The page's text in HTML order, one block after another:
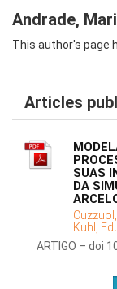
Andrade,
This author's page
Articles
SUAS
DA
Kuhl,
ARTIGO – doi